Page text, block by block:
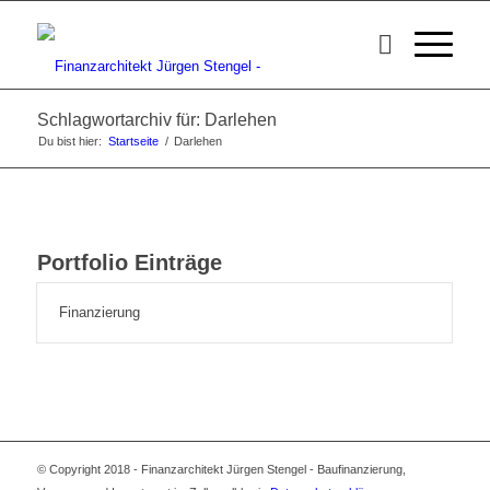
Schlagwortarchiv für: Darlehen
Du bist hier: Startseite / Darlehen
Portfolio Einträge
Finanzierung
© Copyright 2018 - Finanzarchitekt Jürgen Stengel - Baufinanzierung,